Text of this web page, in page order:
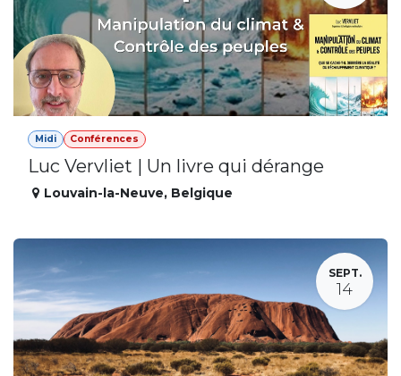
Midi Conférences
Luc Vervliet | Un livre qui dérange
Louvain-la-Neuve, Belgique
SEPT.
14